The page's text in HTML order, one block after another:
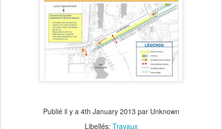
Publié il y a 4th January 2013 par Unknown
Libellés: Travaux